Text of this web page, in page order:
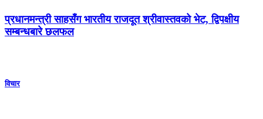
प्रधानमन्त्री साहसँग भारतीय राजदूत श्रीवास्तवको भेट, द्विपक्षीय
सम्बन्धबारे छलफल
विचार